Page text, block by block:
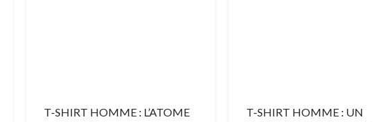
T-SHIRT HOMME : L’ATOME
T-SHIRT HOMME : UN